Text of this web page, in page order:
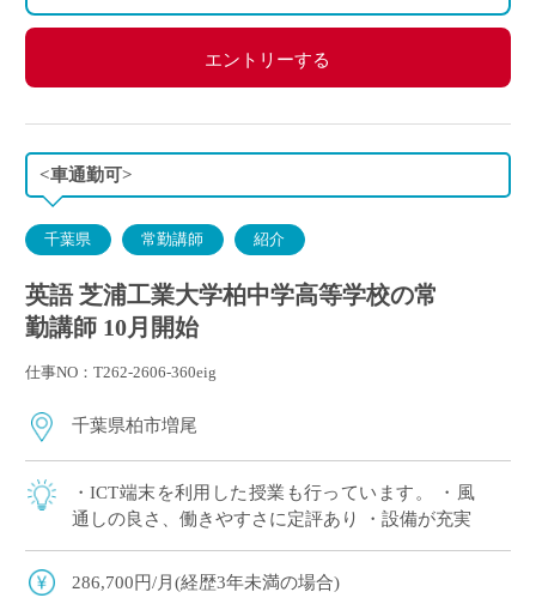
エントリーする
<車通勤可>
千葉県 常勤講師 紹介
英語 芝浦工業大学柏中学高等学校の常
勤講師 10月開始
仕事NO：T262-2606-360eig
千葉県柏市増尾
・ICT端末を利用した授業も行っています。 ・風
通しの良さ、働きやすさに定評あり ・設備が充実
286,700円/月(経歴3年未満の場合)